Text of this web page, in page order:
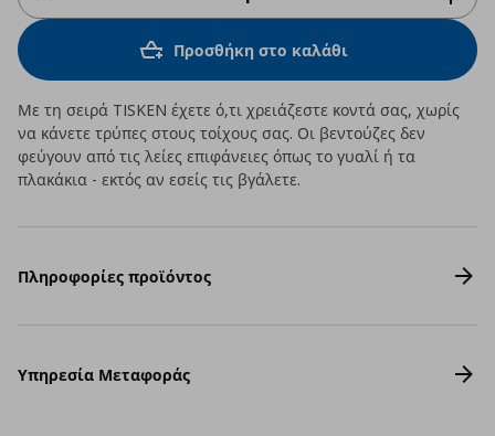
Προσθήκη στο καλάθι
Με τη σειρά TISKEN έχετε ό,τι χρειάζεστε κοντά σας, χωρίς
να κάνετε τρύπες στους τοίχους σας. Οι βεντούζες δεν
φεύγουν από τις λείες επιφάνειες όπως το γυαλί ή τα
πλακάκια - εκτός αν εσείς τις βγάλετε.
Πληροφορίες προϊόντος
Υπηρεσία Μεταφοράς